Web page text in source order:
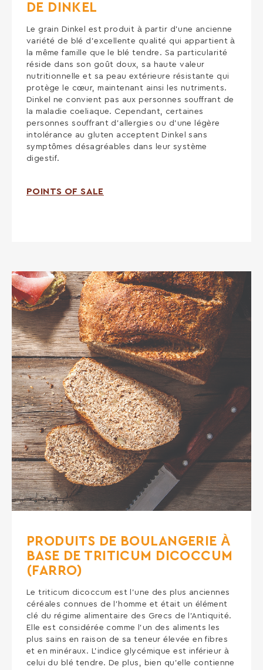
DE DINKEL
Le grain Dinkel est produit à partir d’une ancienne
variété de blé d’excellente qualité qui appartient à
la même famille que le blé tendre. Sa particularité
réside dans son goût doux, sa haute valeur
nutritionnelle et sa peau extérieure résistante qui
protège le cœur, maintenant ainsi les nutriments.
Dinkel ne convient pas aux personnes souffrant de
la maladie coeliaque. Cependant, certaines
personnes souffrant d’allergies ou d’une légère
intolérance au gluten acceptent Dinkel sans
symptômes désagréables dans leur système
digestif.
POINTS OF SALE
PRODUITS DE BOULANGERIE À
BASE DE TRITICUM DICOCCUM
(FARRO)
Le triticum dicoccum est l’une des plus anciennes
céréales connues de l’homme et était un élément
clé du régime alimentaire des Grecs de l’Antiquité.
Elle est considérée comme l’un des aliments les
plus sains en raison de sa teneur élevée en fibres
et en minéraux. L’indice glycémique est inférieur à
celui du blé tendre. De plus, bien qu’elle contienne